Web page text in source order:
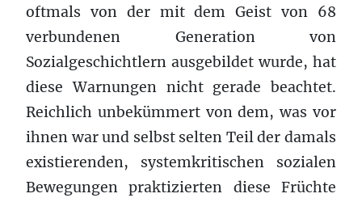
oftmals von der mit dem Geist von 68
verbundenen Generation von
Sozialgeschichtlern ausgebildet wurde, hat
diese Warnungen nicht gerade beachtet.
Reichlich unbekümmert von dem, was vor
ihnen war und selbst selten Teil der damals
existierenden, systemkritischen sozialen
Bewegungen praktizierten diese Früchte